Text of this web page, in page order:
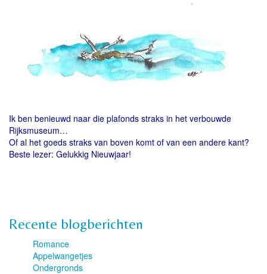
Ik ben benieuwd naar die plafonds straks in het verbouwde
Rijksmuseum…
Of al het goeds straks van boven komt of van een andere kant?
Beste lezer: Gelukkig Nieuwjaar!
Recente blogberichten
Romance
Appelwangetjes
Ondergronds